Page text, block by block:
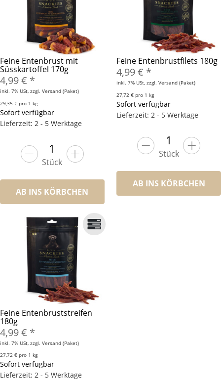
Feine Entenbrust mit
Süsskartoffel 170g
4,99 € *
inkl. 7% USt, zzgl. Versand (Paket)
29,35 € pro 1 kg
Sofort verfügbar
Lieferzeit: 2 - 5 Werktage
Stück
AB INS KÖRBCHEN
Feine Entenbrustfilets 180g
4,99 € *
inkl. 7% USt, zzgl. Versand (Paket)
27,72 € pro 1 kg
Sofort verfügbar
Lieferzeit: 2 - 5 Werktage
Stück
AB INS KÖRBCHEN
Feine Entenbruststreifen
180g
4,99 € *
inkl. 7% USt, zzgl. Versand (Paket)
27,72 € pro 1 kg
Sofort verfügbar
Lieferzeit: 2 - 5 Werktage